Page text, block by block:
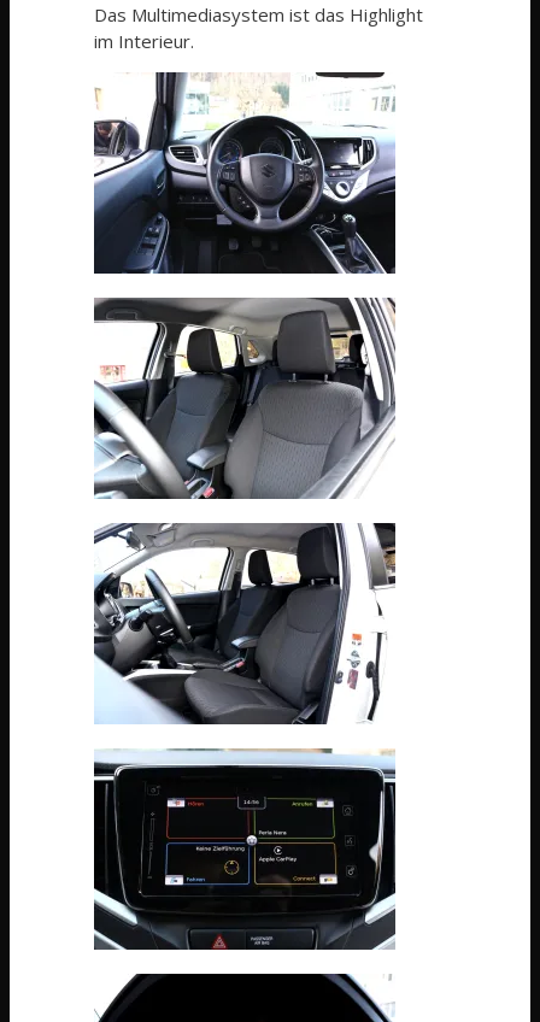
Das Multimediasystem ist das Highlight
im Interieur.